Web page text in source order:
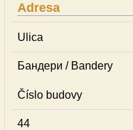
Adresa
Ulica
Бандери / Bandery
Číslo budovy
44